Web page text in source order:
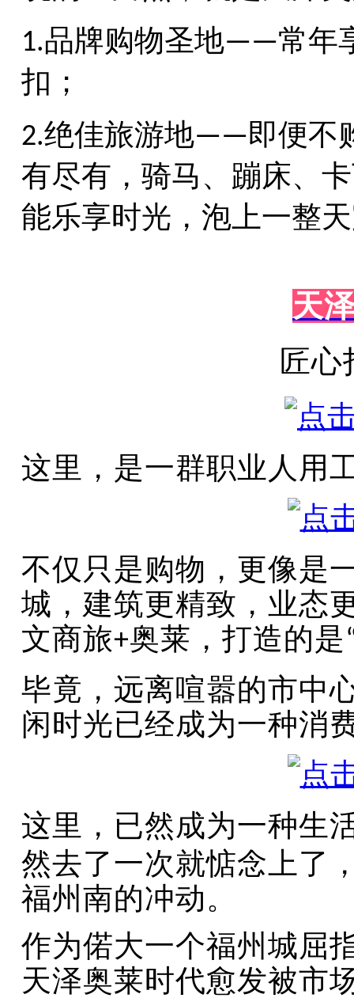
1.品牌购物圣地——常年
扣；
2.绝佳旅游地——即便不
有尽有，骑马、蹦床、
能乐享时光，泡上一整
天
匠心
这里，是一群职业人用
不仅只是购物，更像是
城，建筑更精致，业态
文商旅+奥莱，打造的是
毕竟，远离喧嚣的市中
闲时光已经成为一种消
这里，已然成为一种生
然去了一次就惦念上了
福州南的冲动。
作为偌大一个福州城屈
天泽奥莱时代愈发被市